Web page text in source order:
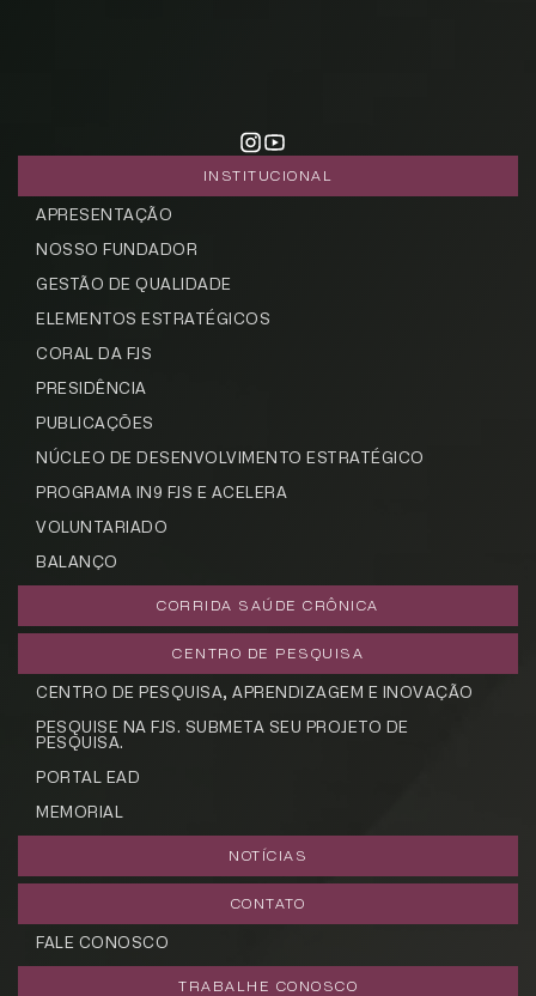
INSTITUCIONAL
APRESENTAÇÃO
NOSSO FUNDADOR
GESTÃO DE QUALIDADE
ELEMENTOS ESTRATÉGICOS
CORAL DA FJS
PRESIDÊNCIA
PUBLICAÇÕES
NÚCLEO DE DESENVOLVIMENTO ESTRATÉGICO
PROGRAMA IN9 FJS E ACELERA
VOLUNTARIADO
BALANÇO
CORRIDA SAÚDE CRÔNICA
CENTRO DE PESQUISA
CENTRO DE PESQUISA, APRENDIZAGEM E INOVAÇÃO
PESQUISE NA FJS. SUBMETA SEU PROJETO DE
PESQUISA.
PORTAL EAD
MEMORIAL
NOTÍCIAS
CONTATO
FALE CONOSCO
TRABALHE CONOSCO
CADASTRE-SE
Silveira em seu e-mail.